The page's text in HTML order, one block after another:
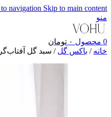
navigation Skip to main content
منو
0 محصول ۰ تومان
خانه / باکس گل / سبد گل